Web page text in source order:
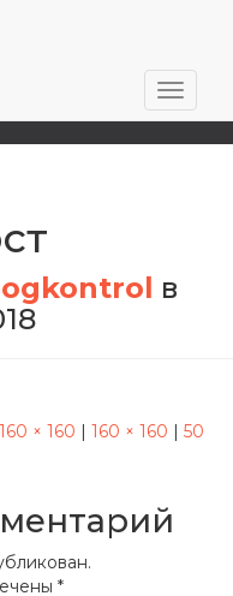
в
160 × 160 | 160 × 160 | 50
*